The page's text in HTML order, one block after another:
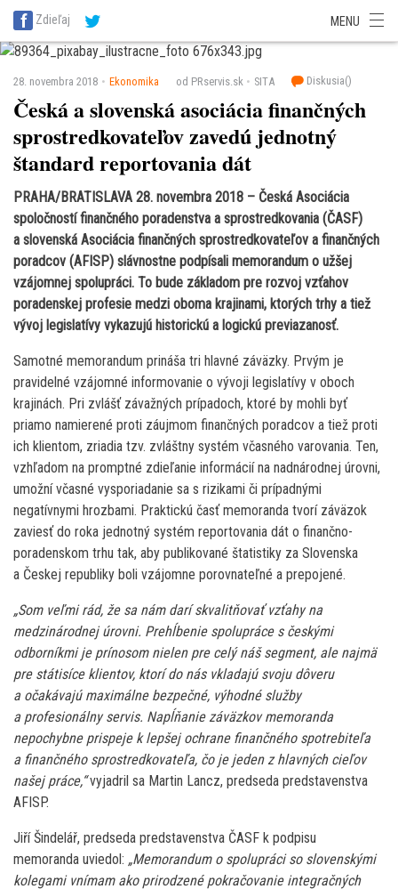
SITA Energetika
SITA Potravinárstvo
Zdieľaj MENU
28. novembra 2018 Ekonomika od PRservis.sk SITA Diskusia()
Česká a slovenská asociácia finančných
sprostredkovateľov zavedú jednotný
štandard reportovania dát
PRAHA/BRATISLAVA 28. novembra 2018 – Česká Asociácia
spoločností finančného poradenstva a sprostredkovania (ČASF)
a slovenská Asociácia finančných sprostredkovateľov a finančných
poradcov (AFISP) slávnostne podpísali memorandum o užšej
vzájomnej spolupráci. To bude základom pre rozvoj vzťahov
poradenskej profesie medzi oboma krajinami, ktorých trhy a tiež
vývoj legislatívy vykazujú historickú a logickú previazanosť.
Samotné memorandum prináša tri hlavné záväzky. Prvým je
pravidelné vzájomné informovanie o vývoji legislatívy v oboch
krajinách. Pri zvlášť závažných prípadoch, ktoré by mohli byť
priamo namierené proti záujmom finančných poradcov a tiež proti
ich klientom, zriadia tzv. zvláštny systém včasného varovania. Ten,
vzhľadom na promptné zdieľanie informácií na nadnárodnej úrovni,
umožní včasné vysporiadanie sa s rizikami či prípadnými
negatívnymi hrozbami. Praktickú časť memoranda tvorí záväzok
zaviesť do roka jednotný systém reportovania dát o finančno-
poradenskom trhu tak, aby publikované štatistiky za Slovenska
a Českej republiky boli vzájomne porovnateľné a prepojené.
„Som veľmi rád, že sa nám darí skvalitňovať vzťahy na
medzinárodnej úrovni. Prehĺbenie spolupráce s českými
odborníkmi je prínosom nielen pre celý náš segment, ale najmä
pre státisíce klientov, ktorí do nás vkladajú svoju dôveru
a očakávajú maximálne bezpečné, výhodné služby
a profesionálny servis. Napĺňanie záväzkov memoranda
nepochybne prispeje k lepšej ochrane finančného spotrebiteľa
a finančného sprostredkovateľa, čo je jeden z hlavných cieľov
našej práce,“vyjadril sa Martin Lancz, predseda predstavenstva
AFISP.
Jiří Šindelář, predseda predstavenstva ČASF k podpisu
memoranda uviedol: „Memorandum o spolupráci so slovenskými
kolegami vnímam ako prirodzené pokračovanie integračných